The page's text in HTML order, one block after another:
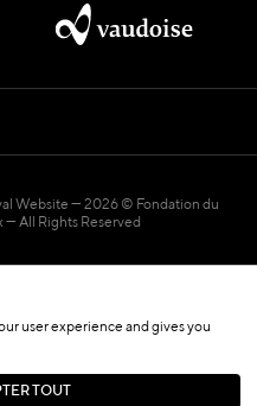
user experience and gives you
TOUT
Website
2026 © Fondation du
— All Rights Reserved